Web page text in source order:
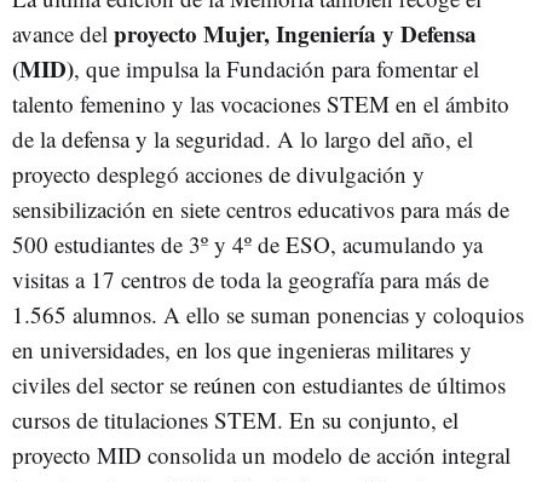
avance del proyecto Mujer, Ingeniería y Defensa
(MID), que impulsa la Fundación para fomentar el
talento femenino y las vocaciones STEM en el ámbito
de la defensa y la seguridad. A lo largo del año, el
proyecto desplegó acciones de divulgación y
sensibilización en siete centros educativos para más de
500 estudiantes de 3º y 4º de ESO, acumulando ya
visitas a 17 centros de toda la geografía para más de
1.565 alumnos. A ello se suman ponencias y coloquios
en universidades, en los que ingenieras militares y
civiles del sector se reúnen con estudiantes de últimos
cursos de titulaciones STEM. En su conjunto, el
proyecto MID consolida un modelo de acción integral